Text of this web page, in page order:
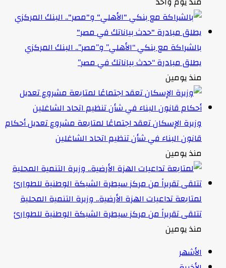
بالشراكة مع بنكي “الأهلي” و”مصر”.. البنك المركزي
يطلق مبادرة “حدث بياناتك في مصر”
منذ يومين
وزيرة الإسكان تعقد اجتماعًا لمتابعة مشروع تعديل أحكام
قانون البناء في شأن تنظيم اتحاد الشاغلين
منذ يومين
لمتابعة تداعيات الهزة الأرضية.. وزيرة التنمية المحلية
تتلقى تقريراً من مركز سيطرة الشبكة الوطنية للطوارئ
منذ يومين
الأشهر